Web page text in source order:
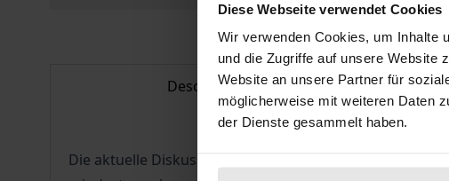
Diese Webseite verwendet Cookies
Wir verwenden Cookies, um Inhalte
und die Zugriffe auf unsere Website
Website an unsere Partner für
möglicherweise mit weiteren Daten
der Dienste gesammelt haben.
Description
Die aktuelle Diskussion über geeignete Maßnahmen